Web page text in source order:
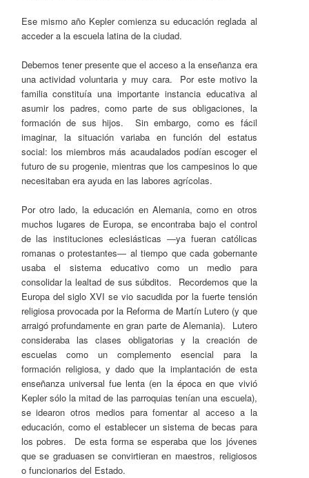
Ese mismo año Kepler comienza su educación reglada al
acceder a la escuela latina de la ciudad.
Debemos tener presente que el acceso a la enseñanza era
una actividad voluntaria y muy cara. Por este motivo la
familia constituía una importante instancia educativa al
asumir los padres, como parte de sus obligaciones, la
formación de sus hijos. Sin embargo, como es fácil
imaginar, la situación variaba en función del estatus
social: los miembros más acaudalados podían escoger el
futuro de su progenie, mientras que los campesinos lo que
necesitaban era ayuda en las labores agrícolas.
Por otro lado, la educación en Alemania, como en otros
muchos lugares de Europa, se encontraba bajo el control
de las instituciones eclesiásticas ―ya fueran católicas
romanas o protestantes― al tiempo que cada gobernante
usaba el sistema educativo como un medio para
consolidar la lealtad de sus súbditos. Recordemos que la
Europa del siglo XVI se vio sacudida por la fuerte tensión
religiosa provocada por la Reforma de Martín Lutero (y que
arraigó profundamente en gran parte de Alemania). Lutero
consideraba las clases obligatorias y la creación de
escuelas como un complemento esencial para la
formación religiosa, y dado que la implantación de esta
enseñanza universal fue lenta (en la época en que vivió
Kepler sólo la mitad de las parroquias tenían una escuela),
se idearon otros medios para fomentar al acceso a la
educación, como el establecer un sistema de becas para
los pobres. De esta forma se esperaba que los jóvenes
que se graduasen se convirtieran en maestros, religiosos
o funcionarios del Estado.